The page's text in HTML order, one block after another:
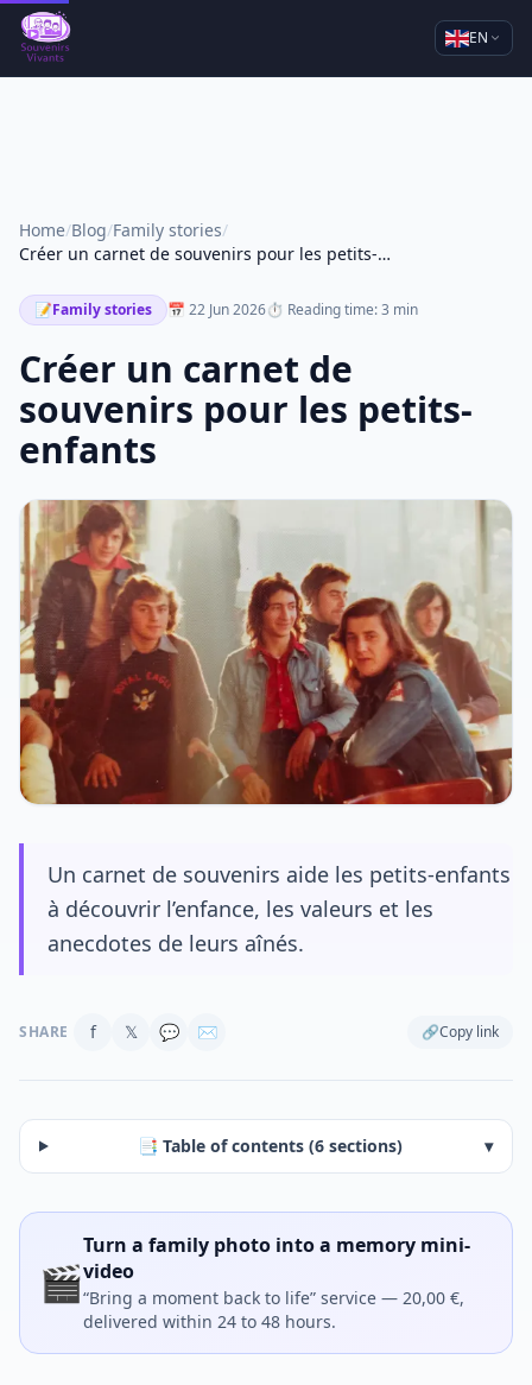
EN
Home/Blog/Family stories/
Créer un carnet de souvenirs pour les petits-enfants
📝Family stories 📅 22 Jun 2026⏱ Reading time: 3 min
Créer un carnet de
souvenirs pour les petits-
enfants
Un carnet de souvenirs aide les petits-enfants
à découvrir l’enfance, les valeurs et les
anecdotes de leurs aînés.
SHARE f 𝕏 💬 ✉ 🔗Copy link
📑 Table of contents (6 sections) ▾
🎬
Turn a family photo into a memory mini-
video
“Bring a moment back to life” service — 20,00 €,
delivered within 24 to 48 hours.